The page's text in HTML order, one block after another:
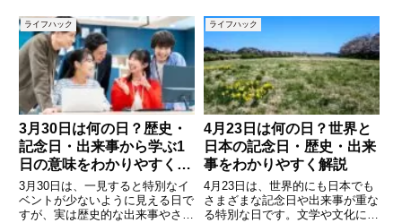
日」や「ハンバーガーの日」とい
った興味深い記念日があるだけで
なく、世界中で印象的な出来事が
多く起こった日でもあります。本
き誇ります。藤、バラ、ツツジ、
菖蒲など、私たちの目を楽しませ
てくれる花が各地の庭園や公園を
彩ります。本記事では、5月に咲
ライフハック
3月30日は何の日？歴史・
記念日・出来事から学ぶ1
日の意味をわかりやすく解
説
3月30日は、一見すると特別なイ
ベントが少ないように見える日で
すが、実は歴史的な出来事やさま
ライフハック
4月23日は何の日？世界と
日本の記念日・歴史・出来
事をわかりやすく解説
4月23日は、世界的にも日本でも
さまざまな記念日や出来事が重な
る特別な日です。文学や文化に関